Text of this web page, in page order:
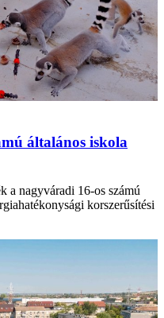
általános iskola
a nagyváradi 16-os számú
korszerűsítési